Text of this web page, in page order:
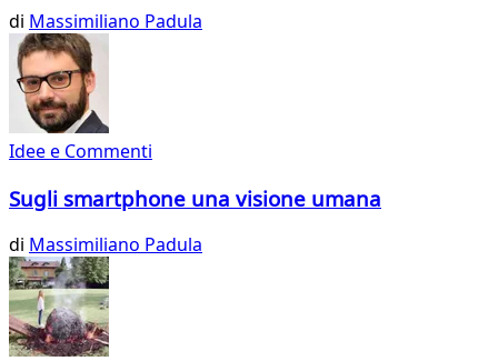
di Massimiliano Padula
Idee e Commenti
Sugli smartphone una visione umana
di Massimiliano Padula